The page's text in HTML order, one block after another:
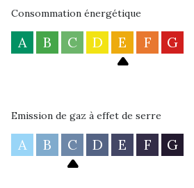
Consommation énergétique
A B C D E F G
Emission de gaz à effet de serre
A B C D E F G